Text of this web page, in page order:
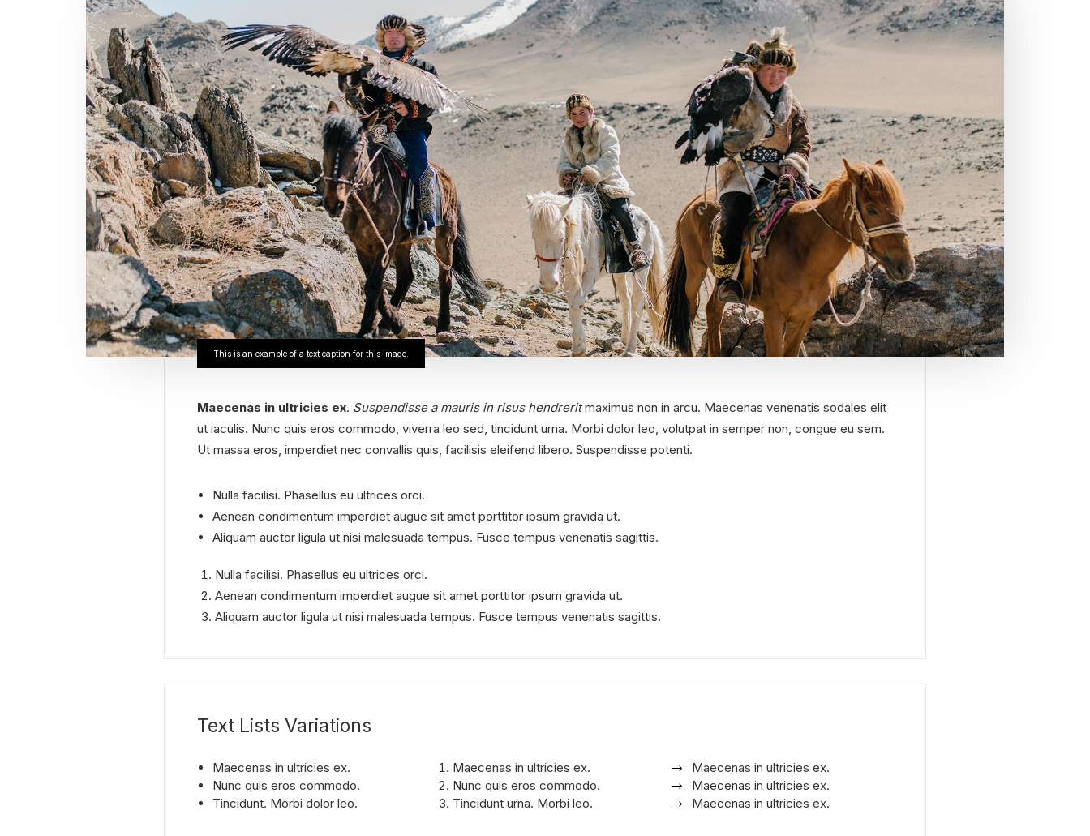
This is an example of a text caption for this image.
Maecenas in ultricies ex. Suspendisse a mauris in risus hendreritmaximus non in arcu. Maecenas venenatis sodales elit
ut iaculis. Nunc quis eros commodo, viverra leo sed, tincidunt urna. Morbi dolor leo, volutpat in semper non, congue eu sem.
Ut massa eros, imperdiet nec convallis quis, facilisis eleifend libero. Suspendisse potenti.
Nulla facilisi. Phasellus eu ultrices orci.
Aenean condimentum imperdiet augue sit amet porttitor ipsum gravida ut.
Aliquam auctor ligula ut nisi malesuada tempus. Fusce tempus venenatis sagittis.
Nulla facilisi. Phasellus eu ultrices orci.
Aenean condimentum imperdiet augue sit amet porttitor ipsum gravida ut.
Aliquam auctor ligula ut nisi malesuada tempus. Fusce tempus venenatis sagittis.
Text Lists Variations
Maecenas in ultricies ex.
Nunc quis eros commodo.
Tincidunt. Morbi dolor leo.
Maecenas in ultricies ex.
Nunc quis eros commodo.
Tincidunt urna. Morbi leo.
Maecenas in ultricies ex.
Maecenas in ultricies ex.
Maecenas in ultricies ex.